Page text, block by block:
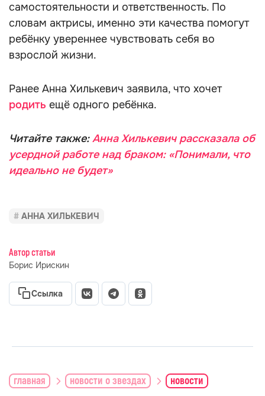
самостоятельности и ответственность. По
словам актрисы, именно эти качества помогут
ребёнку увереннее чувствовать себя во
взрослой жизни.
Ранее Анна Хилькевич заявила, что хочет
родить ещё одного ребёнка.
Читайте также:Анна Хилькевич рассказала об
усердной работе над браком: «Понимали, что
идеально не будет»
АННА ХИЛЬКЕВИЧ
Автор статьи
Борис Ирискин
Ссылка
главная новости о звездах новости